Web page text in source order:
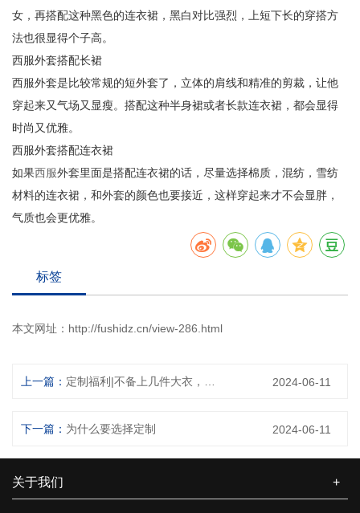
女，再搭配这种黑色的连衣裙，黑白对比强烈，上短下长的穿搭方
法也很显得个子高。
西服外套搭配长裙
西服外套是比较常规的短外套了，立体的肩线和精准的剪裁，让他
穿起来又气场又显瘦。搭配这种半身裙或者长款连衣裙，都会显得
时尚又优雅。
西服外套搭配连衣裙
如果西服外套里面是搭配连衣裙的话，尽量选择棉质，混纺，雪纺
材料的连衣裙，和外套的颜色也要接近，这样穿起来才不会显胖，
气质也会更优雅。
标签
本文网址： http://fushidz.cn/view-286.html
上一篇： 2024-06-11
下一篇： 为什么要选择定制 2024-06-11
关于我们 +